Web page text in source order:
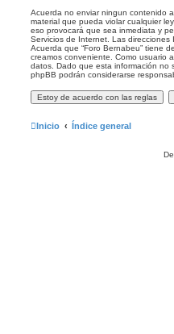
Acuerda no enviar ningun contenido
material que pueda violar cualquier
eso provocará que sea inmediata y
Servicios de Internet. Las
Acuerda que “Foro Bernabeu” tiene
creamos conveniente. Como usuario
datos. Dado que esta información no
phpBB podrán considerarse
Inicio Índice general